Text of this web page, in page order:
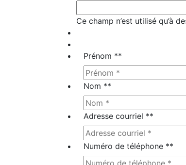
Ce champ n’est utilisé qu’à
Prénom **
Nom **
Adresse courriel **
Numéro de téléphone **